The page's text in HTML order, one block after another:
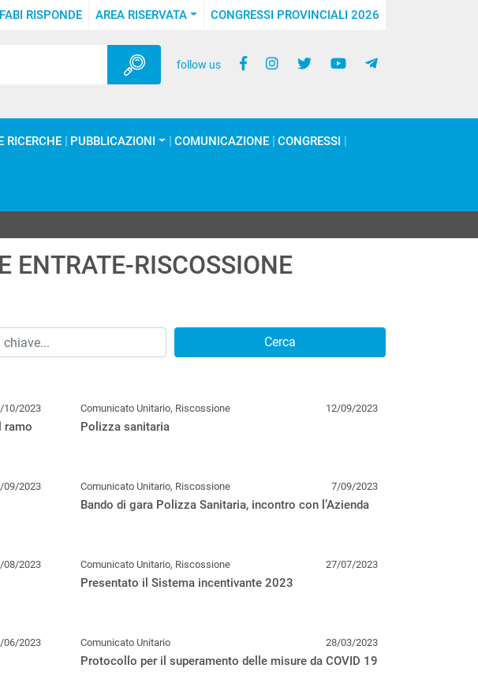
RISPONDE AREA RISERVATA CONGRESSI PROVINCIALI 2026
follow us
RICERCHE PUBBLICAZIONI COMUNICAZIONE CONGRESSI
ENTRATE-RISCOSSIONE
Cerca
10/2023
ramo
Comunicato Unitario, Riscossione 12/09/2023
Polizza sanitaria
09/2023 Comunicato Unitario, Riscossione 7/09/2023
Bando di gara Polizza Sanitaria, incontro con l’Azienda
08/2023 Comunicato Unitario, Riscossione 27/07/2023
Presentato il Sistema incentivante 2023
06/2023 Comunicato Unitario 28/03/2023
Protocollo per il superamento delle misure da COVID 19